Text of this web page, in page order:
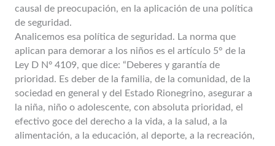
causal de preocupación, en la aplicación de una política
de seguridad.
Analicemos esa política de seguridad. La norma que
aplican para demorar a los niños es el artículo 5° de la
Ley D Nº 4109, que dice: “Deberes y garantía de
prioridad. Es deber de la familia, de la comunidad, de la
sociedad en general y del Estado Rionegrino, asegurar a
la niña, niño o adolescente, con absoluta prioridad, el
efectivo goce del derecho a la vida, a la salud, a la
alimentación, a la educación, al deporte, a la recreación,